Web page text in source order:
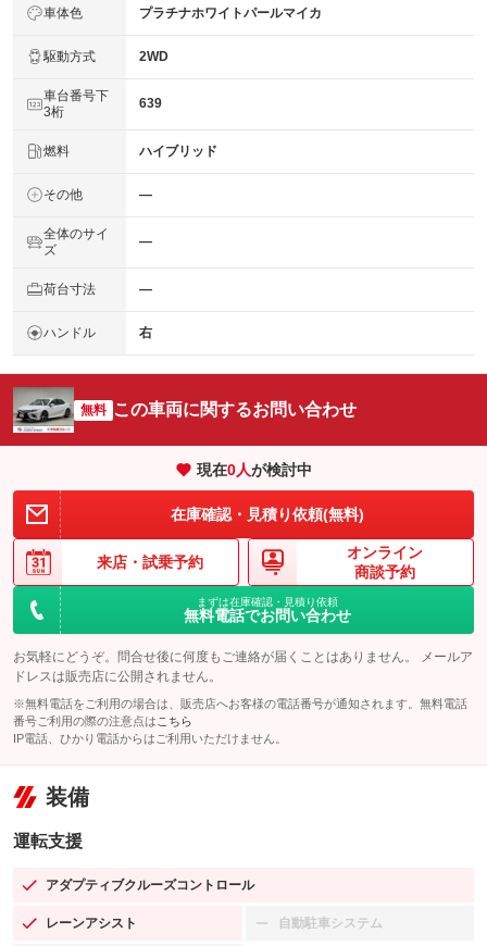
車体色 プラチナホワイトパールマイカ
駆動方式 2WD
車台番号下
3桁
639
燃料 ハイブリッド
その他 ―
全体のサイ
ズ
―
荷台寸法 ―
ハンドル 右
無料 この車両に関するお問い合わせ
現在0人が検討中
在庫確認・見積り依頼(無料)
来店・ 試乗予約
オンライン
商談予約
まずは在庫確認・見積り依頼
無料電話でお問い合わせ
お気軽にどうぞ。問合せ後に何度もご連絡が届くことはありません。 メールア
ドレスは販売店に公開されません。
※無料電話をご利用の場合は、販売店へお客様の電話番号が通知されます。無料電話
番号ご利用の際の注意点は こちら
IP電話、ひかり電話からはご利用いただけません。
装備
運転支援
アダプティブクルーズコントロール
：装備あり
レーンアシスト
：装備あり 自動駐車システム
：装備なし